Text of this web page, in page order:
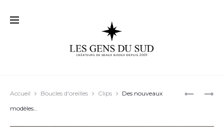
BOUCLES
TOUTE
Accueil Boucles d'oreilles Clips
Des nouveaux
modèles…